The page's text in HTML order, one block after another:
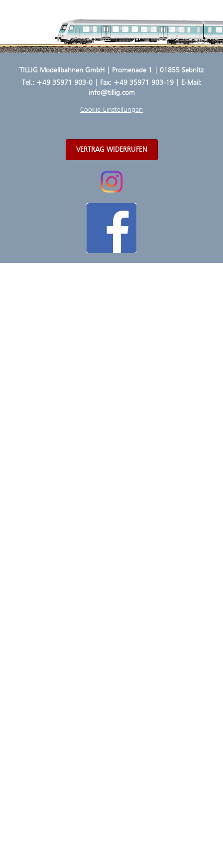
TILLIG Modellbahnen GmbH | Promenade 1 | 01855 Sebnitz
Tel.: +49 35971 903-0| Fax: +49 35971 903-19 | E-Mail:
info@tillig.com
Cookie-Einstellungen
VERTRAG WIDERRUFEN